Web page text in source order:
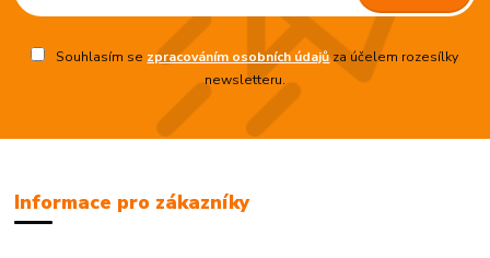
Souhlasím se zpracováním osobních údajůza účelem rozesílky
newsletteru.
Informace pro zákazníky